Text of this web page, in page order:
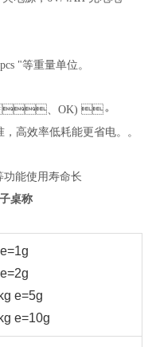
重量单位。
、OK) 。
效率低耗能更省电。。
功能使用寿命长
桌称
e=5g
e=10g